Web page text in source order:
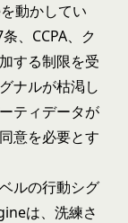
動かしてい
、CCPA、ク
する制限を受
ナルが枯渇し
ティデータが
意を必要とす
ルの行動シグ
は、洗練さ